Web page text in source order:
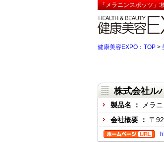
「メラニンスポッツ」:
健康美容EXPO：TOP >
株式会社ル
製品名 ：
メラ
会社概要 ： 〒